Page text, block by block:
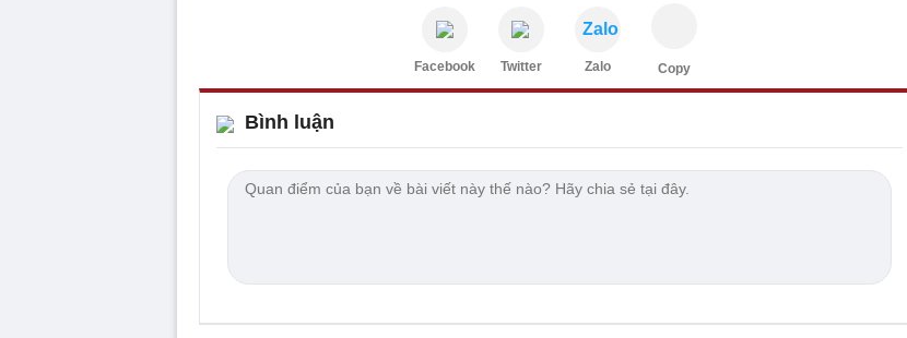
Facebook Twitter
Zalo
Zalo Copy
Bình luận